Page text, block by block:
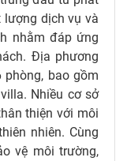
lượng dịch vụ và
nhằm đáp ứng
Địa phương
bao gồm
Nhiều cơ sở
thiện với môi
nhiên. Cùng
vệ môi trường,